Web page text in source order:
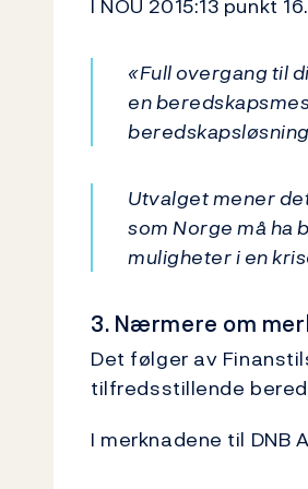
I NOU 2015:13 punkt
«Full overgang til
en
Utvalget mener
som Norge må ha
muligheter i en
3. Nærmere om
Det følger av
tilfredsstillende
I merknadene til DNB